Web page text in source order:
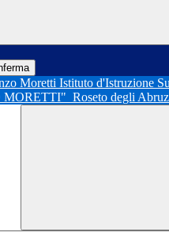
Istituto d'Istruzione
MORETTI" Roseto degli